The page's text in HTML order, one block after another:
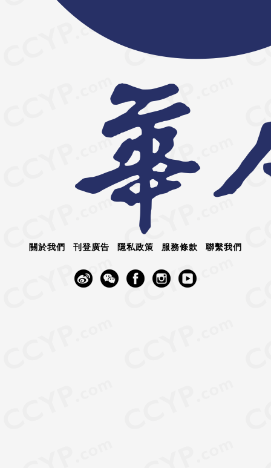
關於我們 刊登廣告 隱私政策 服務條款 聯繫我們